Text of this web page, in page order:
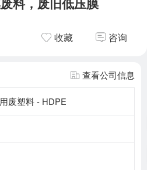
收藏 咨询
查看公司信息
废塑料 - HDPE